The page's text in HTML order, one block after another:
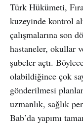
Türk Hükümeti,
kuzeyinde kontrol
çalışmalarına son
hastaneler, okullar
şubeler açtı.
olabildiğince çok
gönderilmesi
uzmanlık, sağlık
Bab’da yapımı